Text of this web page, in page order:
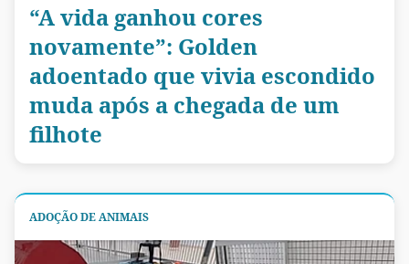
“A vida ganhou cores
novamente”: Golden
adoentado que vivia escondido
muda após a chegada de um
filhote
ADOÇÃO DE ANIMAIS